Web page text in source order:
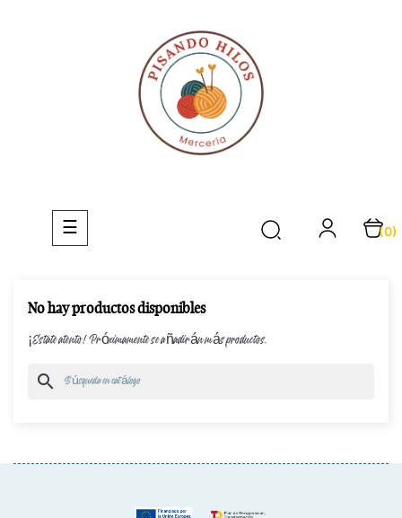
Navegación
de
☰ (0)
No hay productos disponibles
¡Estate atento! Próximamente se añadirán más productos.
search